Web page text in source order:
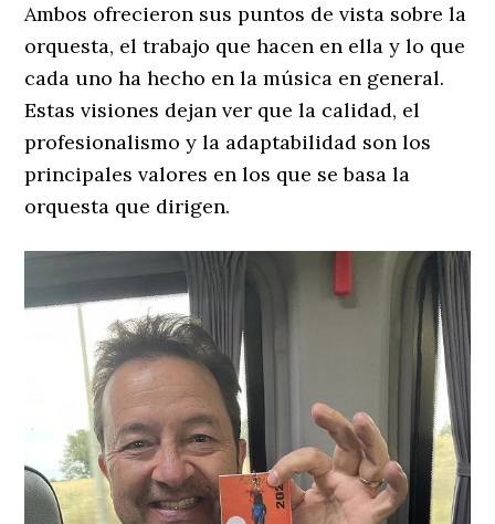
Ambos ofrecieron sus puntos de vista sobre la
orquesta, el trabajo que hacen en ella y lo que
cada uno ha hecho en la música en general.
Estas visiones dejan ver que la calidad, el
profesionalismo y la adaptabilidad son los
principales valores en los que se basa la
orquesta que dirigen.